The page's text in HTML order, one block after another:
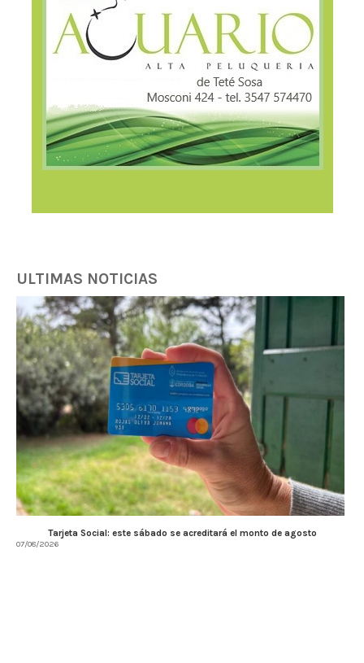
ULTIMAS NOTICIAS
Tarjeta Social: este sábado se acreditará el monto de agosto
07/08/2026